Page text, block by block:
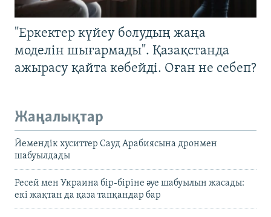
"Еркектер күйеу болудың жаңа
моделін шығармады". Қазақстанда
ажырасу қайта көбейді. Оған не себеп?
Жаңалықтар
Йемендік хуситтер Сауд Арабиясына дронмен
шабуылдады
Ресей мен Украина бір-біріне әуе шабуылын жасады:
екі жақтан да қаза тапқандар бар